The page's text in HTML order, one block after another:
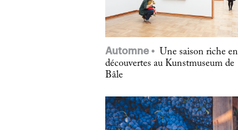
Automne
Une saison riche en
découvertes au Kunstmuseum de
Bâle